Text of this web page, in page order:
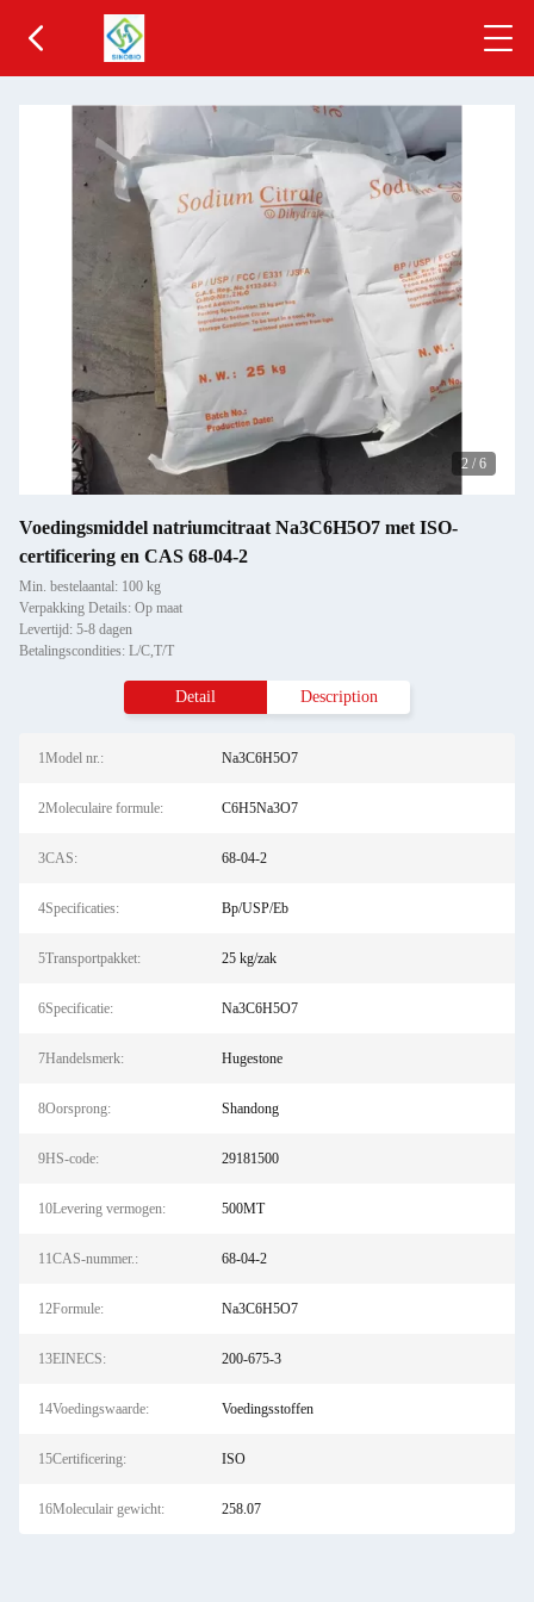
2 / 6
Voedingsmiddel natriumcitraat Na3C6H5O7 met ISO-
certificering en CAS 68-04-2
Min. bestelaantal: 100 kg
Verpakking Details: Op maat
Levertijd: 5-8 dagen
Betalingscondities: L/C,T/T
Detail Description
1Model nr.: Na3C6H5O7
2Moleculaire formule: C6H5Na3O7
3CAS: 68-04-2
4Specificaties: Bp/USP/Eb
5Transportpakket: 25 kg/zak
6Specificatie: Na3C6H5O7
7Handelsmerk: Hugestone
8Oorsprong: Shandong
9HS-code: 29181500
10Levering vermogen: 500MT
11CAS-nummer.: 68-04-2
12Formule: Na3C6H5O7
13EINECS: 200-675-3
14Voedingswaarde: Voedingsstoffen
15Certificering: ISO
16Moleculair gewicht: 258.07